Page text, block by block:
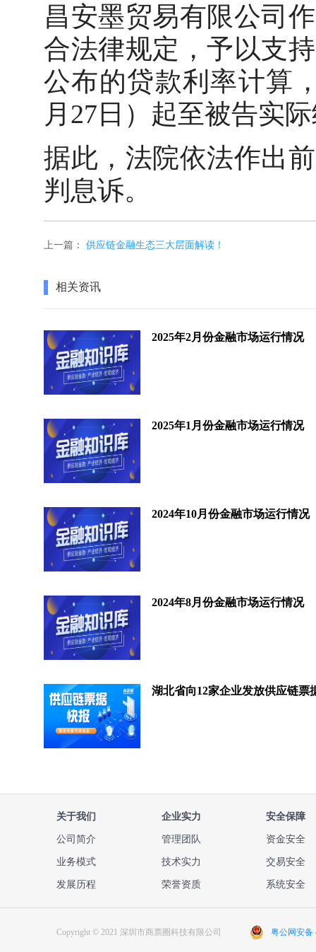
昌安墨贸易有限公司
合法律规定，予以支
公布的贷款利率计算
月27日）起至被告实
据此，法院依法作出
判息诉。
上一篇： 供应链金融生态三大层面解读！
相关资讯
2025年2月份金融市场运行情况
2025年1月份金融市场运行情况
2024年10月份金融市场运行情况
2024年8月份金融市场运行情况
关于我们
公司简介
业务模式
发展历程
企业实力
管理团队
技术实力
荣誉资质
安全保障
资金安全
交易安全
系统安全
Copyright © 2021 深圳市商票圈科技有限公司 粤公网安备